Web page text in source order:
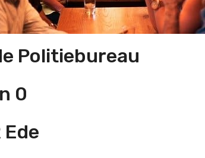
Politiebureau
0
Ede